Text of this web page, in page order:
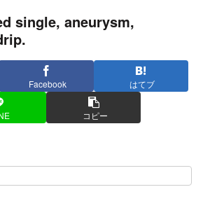
single, aneurysm,
Facebook はてブ
コピー